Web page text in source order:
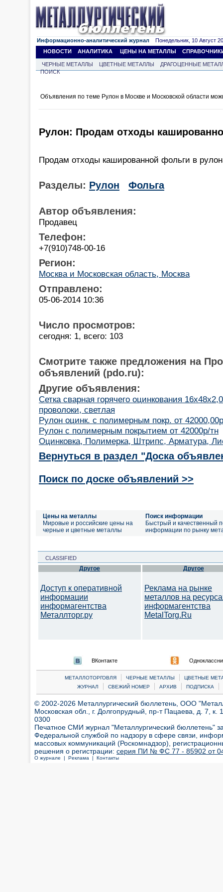
Информационно-аналитический журнал Понедельник, 10 Август
НОВОСТИ
АНАЛИТИКА ЦЕНЫ НА МЕТАЛЛЫ
ЧЕРНЫЕ МЕТАЛЛЫ ЦВЕТНЫЕ МЕТАЛЛЫ
ДРАГОЦЕННЫЕ
ПОИСК
Объявления по теме Рулон в Москве и Московской области
Рулон: Продам отходы
Продам отходы кашированной фольги в
Разделы: Рулон Фольга
Автор объявления:
Продавец
Телефон:
+7(910)748-00-16
Регион:
Москва и Московская область, Москва
Отправлено:
05-06-2014 10:36
Число просмотров:
сегодня: 1, всего: 103
Смотрите также предложения на
объявлений (pdo.ru):
Другие объявления:
Сетка сварная горячего оцинкования
проволоки, светлая
Рулон оцинк. с полимерным покр. от
Рулон с полимерным покрытием от 42000р/тн
Оцинковка, Полимерка, Штрипс, Арматура,
Вернуться в раздел "Доска
Поиск по доске объявлений >>
Цены на металлы
Мировые и российские цены на
черные и цветные металлы
Поиск информации
Быстрый и качественный
информации по рынку
CLASSIFIED
Другое
Доступ к оперативной
информации
информагентства
Металлторг.ру
Другое
Реклама на рынке
металлов на
информагентства
MetalTorg.Ru
ВКонтакте
МЕТАЛЛОТОРГОВЛЯ | ЧЕРНЫЕ МЕТАЛЛЫ |
ЦВЕТНЫЕ
ЖУРНАЛ
| СВЕЖИЙ НОМЕР | АРХИВ | ПОДПИСКА |
© 2002-2026 Металлургический бюллетень, ООО
Московская обл., г. Долгопрудный, пр-т Пацаева, д. 7,
0300
Печатное СМИ журнал "Металлургический бюллетень"
Федеральной службой по надзору в сфере связи,
массовых коммуникаций (Роскомнадзор),
решения о регистрации: серия ПИ № ФС 77 - 85902 от 04
О журнале | Реклама | Контакты